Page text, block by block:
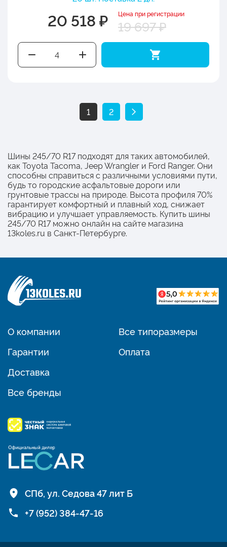
20 518 ₽ Цена при регистрации
19 697 ₽
1 2
Шины 245/70 R17 подходят для таких автомобилей,
как Toyota Tacoma, Jeep Wrangler и Ford Ranger. Они
способны справиться с различными условиями пути,
будь то городские асфальтовые дороги или
грунтовые трассы на природе. Высота профиля 70%
гарантирует комфортный и плавный ход, снижает
вибрацию и улучшает управляемость. Купить шины
245/70 R17 можно онлайн на сайте магазина
13koles.ru в Санкт-Петербурге.
О компании
Гарантии
Доставка
Все бренды
Все типоразмеры
Оплата
СПб, ул. Седова 47 лит Б
+7 (952) 384-47-16